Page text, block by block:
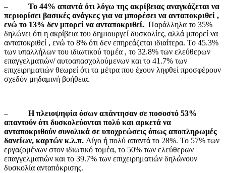
– Το 44% απαντά ότι λόγω της ακρίβειας αναγκάζεται να
περιορίσει βασικές ανάγκες για να μπορέσει να ανταποκριθεί ,
ενώ το 13% δεν μπορεί να ανταποκριθεί. Παράλληλα το 35%
δηλώνει ότι η ακρίβεια του δημιουργεί δυσκολίες, αλλά μπορεί να
ανταποκριθεί , ενώ το 8% ότι δεν επηρεάζεται ιδιαίτερα. Το 45.3%
των υπαλλήλων του ιδιωτικού τομέα , το 32.8% των ελεύθερων
επαγγελματιών/ αυτοαπασχολούμενων και το 41.7% των
επιχειρηματιών θεωρεί ότι τα μέτρα που έχουν ληφθεί προσφέρουν
σχεδόν μηδαμινή βοήθεια.
– Η πλειοψηφία όσων απάντησαν σε ποσοστό 53%
απαντούν ότι δυσκολεύονται πολύ και αρκετά να
ανταποκριθούν συνολικά σε υποχρεώσεις όπως αποπληρωμές
δανείων, καρτών κ.λ.π. Λίγο ή πολύ απαντά το 28%. Το 57% των
εργαζομένων στον ιδιωτικό τομέα, το 50% των ελεύθερων
επαγγελματιών και το 39.7% των επιχειρηματιών δηλώνουν
δυσκολία ανταπόκρισης.